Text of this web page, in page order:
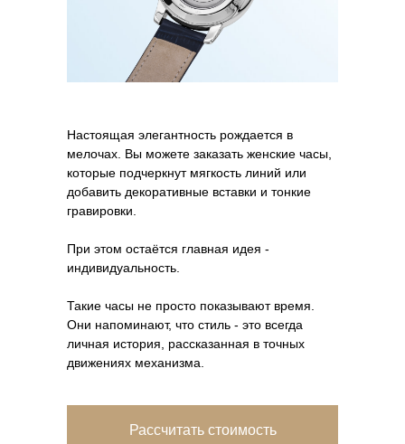
Настоящая элегантность рождается в
мелочах. Вы можете заказать женские часы,
которые подчеркнут мягкость линий или
добавить декоративные вставки и тонкие
гравировки.
При этом остаётся главная идея -
индивидуальность.
Такие часы не просто показывают время.
Они напоминают, что стиль - это всегда
личная история, рассказанная в точных
движениях механизма.
Рассчитать стоимость